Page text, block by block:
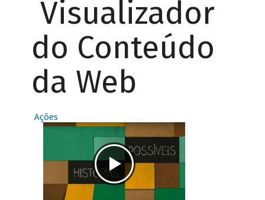
Visualizador
do Conteúdo
da Web
Ações